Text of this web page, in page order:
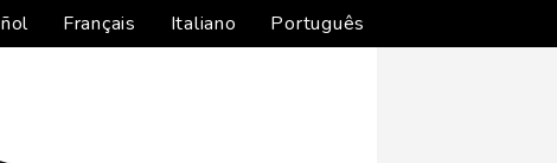
Français Italiano Português